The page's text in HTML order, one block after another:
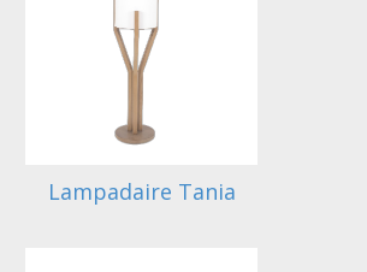
Lampadaire Tania